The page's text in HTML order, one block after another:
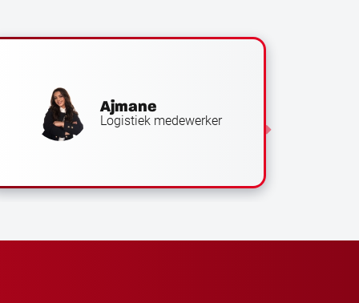
Ajmane
Logistiek medewerker